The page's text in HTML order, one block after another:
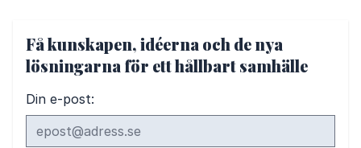
Få kunskapen, idéerna och de nya
lösningarna för ett hållbart samhälle
Din e-post: